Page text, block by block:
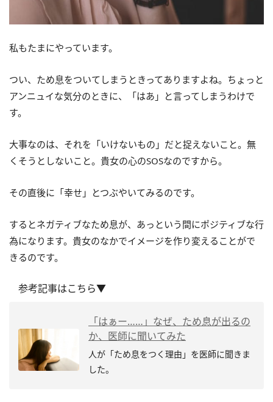
私もたまにやっています。
つい、ため息をついてしまうときってありますよね。ちょっと
アンニュイな気分のときに、「はあ」と言ってしまうわけで
す。
大事なのは、それを「いけないもの」だと捉えないこと。無
くそうとしないこと。貴女の心のSOSなのですから。
その直後に「幸せ」とつぶやいてみるのです。
するとネガティブなため息が、あっという間にポジティブな行
為になります。貴女のなかでイメージを作り変えることがで
きるのです。
参考記事はこちら▼
「はぁー……」なぜ、ため息が出るの
か、医師に聞いてみた
人が「ため息をつく理由」を医師に聞きま
した。